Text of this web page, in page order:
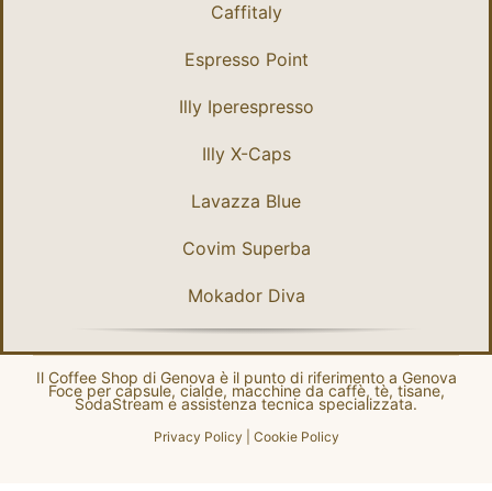
Caffitaly
Espresso Point
Illy Iperespresso
Illy X-Caps
Lavazza Blue
Covim Superba
Mokador Diva
Il Coffee Shop di Genova è il punto di riferimento a Genova
Foce per capsule, cialde, macchine da caffè, tè, tisane,
SodaStream e assistenza tecnica specializzata.
Privacy Policy Cookie Policy